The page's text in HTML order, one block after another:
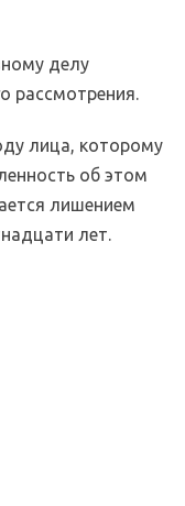
делу
рассмотрения.
лица, которому
об этом
лишением
лет.